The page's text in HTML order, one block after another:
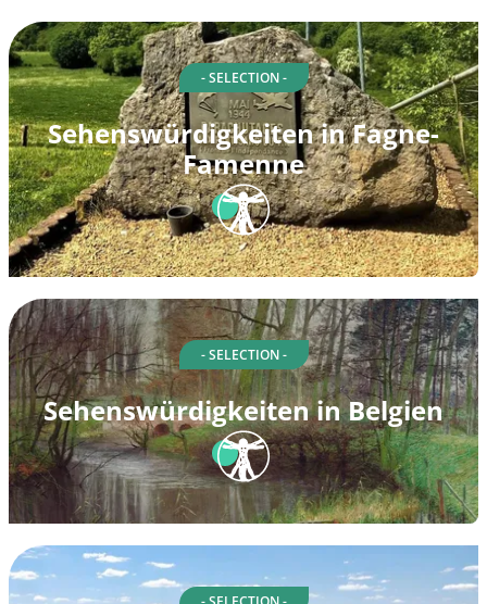
- SELECTION -
Sehenswürdigkeiten in Fagne-
Famenne
- SELECTION -
Sehenswürdigkeiten in Belgien